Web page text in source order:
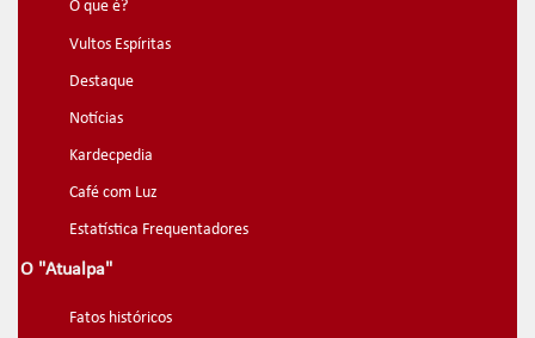
O que é?
Vultos Espíritas
Destaque
Notícias
Kardecpedia
Café com Luz
Estatística Frequentadores
O "Atualpa"
Fatos históricos